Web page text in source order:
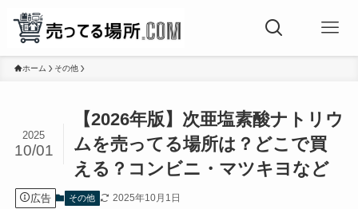
ホーム その他
【2026年版】次亜塩素酸ナトリウ
ムを売ってる場所は？どこで買
える？コンビニ・マツキヨなど
2025
10/01
広告 その他 2025年10月1日